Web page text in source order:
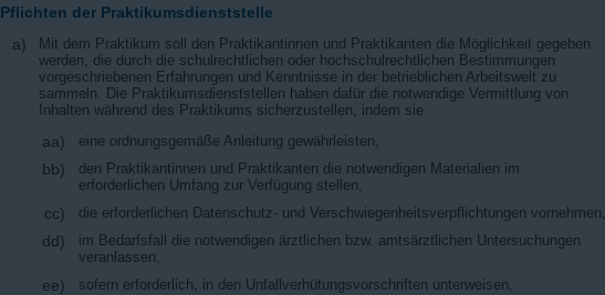
Pflichten der Praktikumsdienststelle
a)
Mit dem Praktikum soll den Praktikantinnen und Praktikanten die Möglichkeit gegeben
werden, die durch die schulrechtlichen oder hochschulrechtlichen Bestimmungen
vorgeschriebenen Erfahrungen und Kenntnisse in der betrieblichen Arbeitswelt zu
sammeln. Die Praktikumsdienststellen haben dafür die notwendige Vermittlung von
Inhalten während des Praktikums sicherzustellen, indem sie
aa) eine ordnungsgemäße Anleitung gewährleisten,
bb)
den Praktikantinnen und Praktikanten die notwendigen Materialien im
erforderlichen Umfang zur Verfügung stellen,
cc) die erforderlichen Datenschutz- und Verschwiegenheitsverpflichtungen vornehmen,
dd)
im Bedarfsfall die notwendigen ärztlichen bzw. amtsärztlichen Untersuchungen
veranlassen,
ee) sofern erforderlich, in den Unfallverhütungsvorschriften unterweisen,